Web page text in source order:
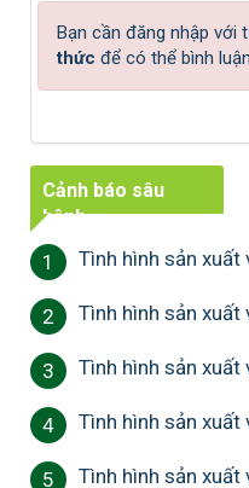
Bạn cần đăng nhập với
thức để có thể bình luận
Cảnh báo sâu
bệnh
1 Tình hình sản xuất
2 Tình hình sản xuất
3 Tình hình sản xuất
4 Tình hình sản xuất
5 Tình hình sản xuất